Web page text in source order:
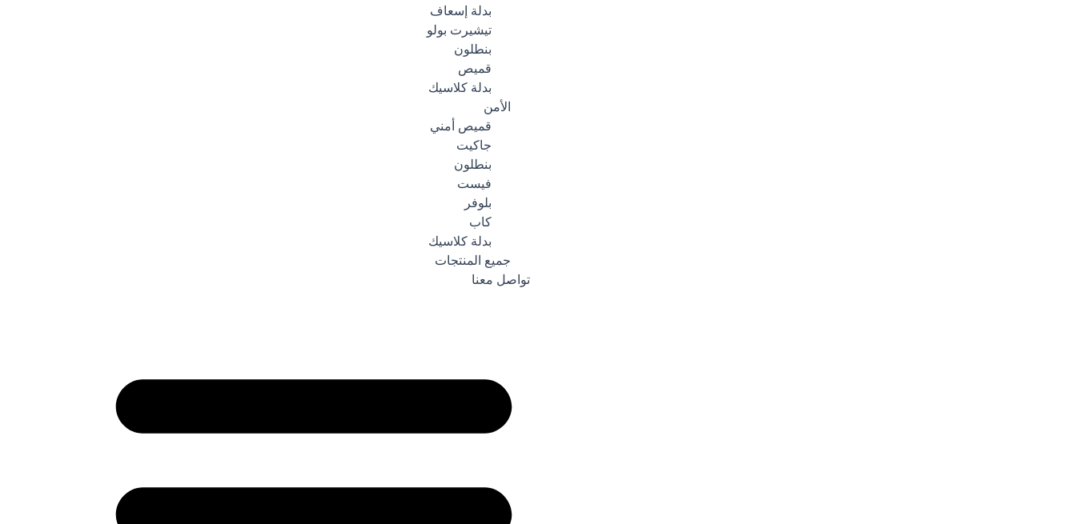
بدلة إسعاف
تيشيرت بولو
بنطلون
قميص
بدلة كلاسيك
الأمن
قميص أمني
جاكيت
بنطلون
فيست
بلوفر
كاب
بدلة كلاسيك
جميع المنتجات
تواصل معنا